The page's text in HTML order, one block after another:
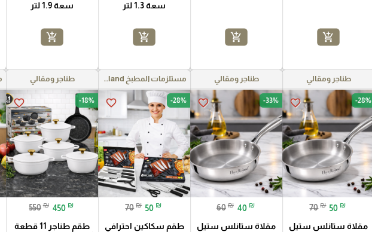
add_shopping_cart
add_shopping_cart
سعة 1.3 لتر
add_shopping_cart
سعة 1.9 لتر
add_shopping_cart
طناجر ومقالي
favorite_border -28%
70 ₪ 50 ₪
مقلاة ستانلس ستيل
طناجر ومقالي
favorite_border -33%
60 ₪ 40 ₪
مقلاة ستانلس ستيل
مستلزمات المطبخ Haus Roland
favorite_border -28%
70 ₪ 50 ₪
طقم سكاكين احترافي
طناجر ومقالي
favorite_border -18%
550 ₪ 450 ₪
طقم طناجر 11 قطعة